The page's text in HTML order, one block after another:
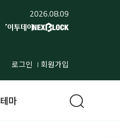
2026.08.09
로그인 회원가입
테마